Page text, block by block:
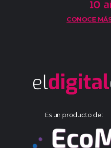
CONOCE
Es un producto de: